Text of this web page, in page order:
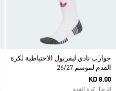
جوارب نادي ليفربول الاحتياطية لكرة
القدم لموسم 26/27
KD 8.00
الرجال كرة القدم